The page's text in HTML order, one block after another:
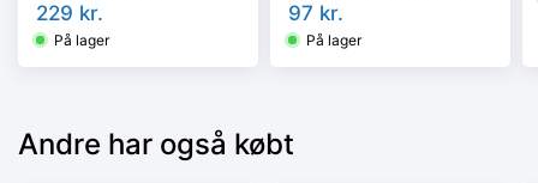
229 kr.
På lager
PN16. EN 1092-1 Type
05/A P250GH
97 kr.
På lager
Andre har også købt